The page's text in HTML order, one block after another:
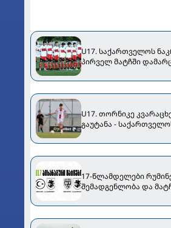
U17. საქართველოს
პირველ მატჩში
U17. თორნიკე
გაუტანა -
17-წლამდელები
შემადგენლობა და